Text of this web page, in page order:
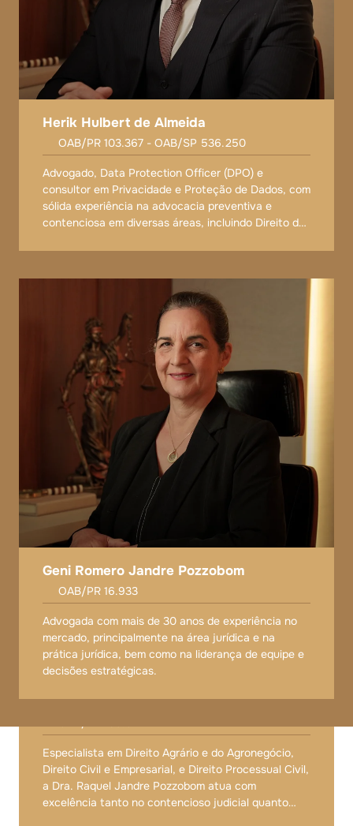
OAB/PR 103.367 - OAB/SP 536.250
Herik Hulbert de Almeida
Advogado, Data Protection Officer (DPO) e
consultor em Privacidade e Proteção de Dados, com
sólida experiência na advocacia preventiva e
contenciosa em diversas áreas, incluindo Direito do
do Consumidor, Direito de Família e Sucessões,
e elaborador de planos de implementação e
adequação às normas da Lei Geral de Proteção de
Dados (LGPD).
OAB/PR 16.933
Geni Romero Jandre Pozzobom
Advogada com mais de 30 anos de experiência no
mercado, principalmente na área jurídica e na
prática jurídica, bem como na liderança de equipe e
decisões estratégicas.
Raquel Jandre Pozzobom
Especialista em Direito Agrário e do Agronegócio,
Direito Civil e Empresarial, e Direito Processual Civil,
a Dra. Raquel Jandre Pozzobom atua com
excelência tanto no contencioso judicial quanto